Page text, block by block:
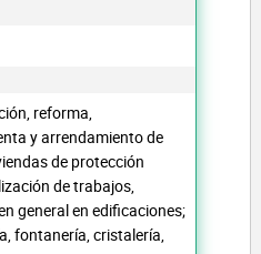
reforma,
y arrendamiento de
de protección
de trabajos,
general en edificaciones;
fontanería, cristalería,